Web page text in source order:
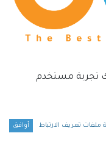
تجربة مستخدم
تعريف الارتباط أوافق